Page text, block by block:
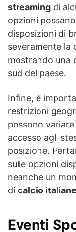
streaming di
opzioni
disposizioni di
severamente la
mostrando una
sud del paese.
Infine, è
restrizioni
possono
accesso agli
posizione.
sulle opzioni
neanche un
di calcio italiane
Eventi